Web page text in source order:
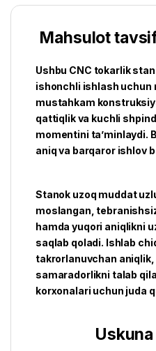
Mahsulot
Ushbu CNC tokarlik
ishonchli ishlash uchun
mustahkam
qattiqlik va kuchli
momentini ta’minlaydi.
aniq va barqaror ishlov
Stanok uzoq muddat
moslangan,
hamda yuqori aniqlikni
saqlab qoladi. Ishlab
takrorlanuvchan
samaradorlikni talab
korxonalari uchun juda